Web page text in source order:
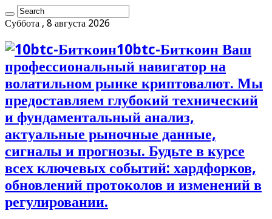
Суббота , 8 августа 2026
10btc-Биткоин Ваш
профессиональный навигатор на
волатильном рынке криптовалют. Мы
предоставляем глубокий технический
и фундаментальный анализ,
актуальные рыночные данные,
сигналы и прогнозы. Будьте в курсе
всех ключевых событий: хардфорков,
обновлений протоколов и изменений в
регулировании.